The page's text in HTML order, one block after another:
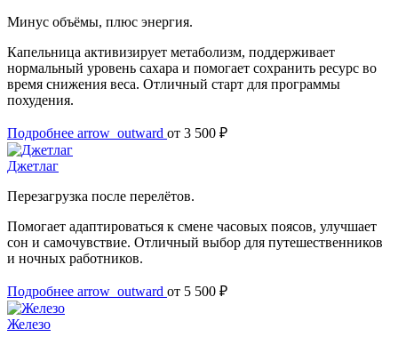
Минус объёмы, плюс энергия.
Капельница активизирует метаболизм, поддерживает
нормальный уровень сахара и помогает сохранить ресурс во
время снижения веса. Отличный старт для программы
похудения.
Подробнее arrow_outward от 3 500 ₽
Джетлаг
Перезагрузка после перелётов.
Помогает адаптироваться к смене часовых поясов, улучшает
сон и самочувствие. Отличный выбор для путешественников
и ночных работников.
Подробнее arrow_outward от 5 500 ₽
Железо